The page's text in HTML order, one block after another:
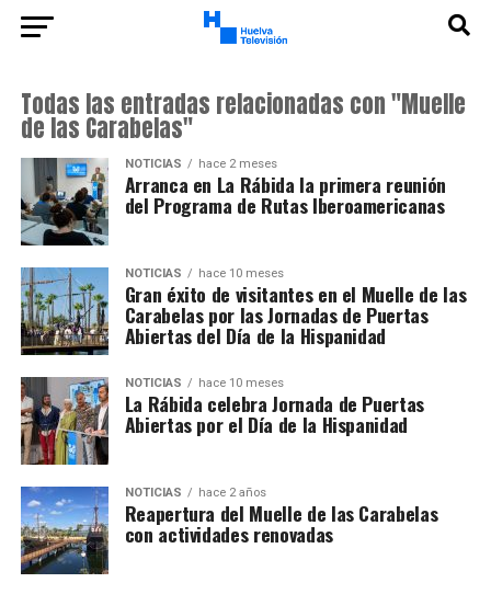
Todas las entradas relacionadas con "Muelle
de las Carabelas"
NOTICIAS hace 2 meses
Arranca en La Rábida la primera reunión
del Programa de Rutas Iberoamericanas
NOTICIAS hace 10 meses
Gran éxito de visitantes en el Muelle de las
Carabelas por las Jornadas de Puertas
Abiertas del Día de la Hispanidad
NOTICIAS hace 10 meses
La Rábida celebra Jornada de Puertas
Abiertas por el Día de la Hispanidad
NOTICIAS hace 2 años
Reapertura del Muelle de las Carabelas
con actividades renovadas